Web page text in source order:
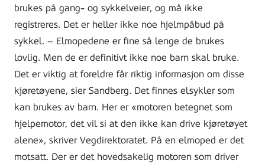
brukes på gang- og sykkelveier, og må ikke
registreres. Det er heller ikke noe hjelmpåbud på
sykkel. – Elmopedene er fine så lenge de brukes
lovlig. Men de er definitivt ikke noe barn skal bruke.
Det er viktig at foreldre får riktig informasjon om disse
kjøretøyene, sier Sandberg. Det finnes elsykler som
kan brukes av barn. Her er «motoren betegnet som
hjelpemotor, det vil si at den ikke kan drive kjøretøyet
alene», skriver Vegdirektoratet. På en elmoped er det
motsatt. Der er det hovedsakelig motoren som driver